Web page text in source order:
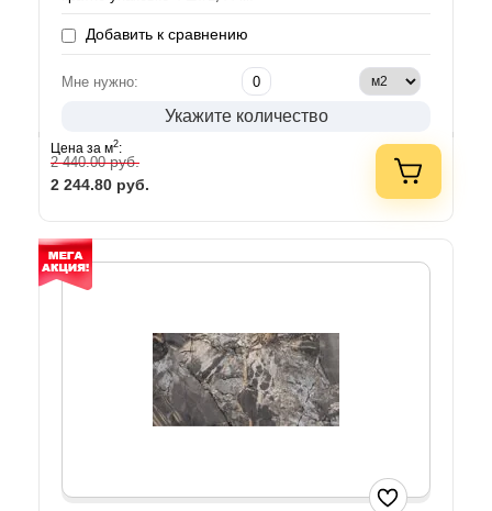
Добавить к сравнению
Мне нужно:
Укажите количество
Цена за м2:
2 440.00руб.
2 244.80 руб.